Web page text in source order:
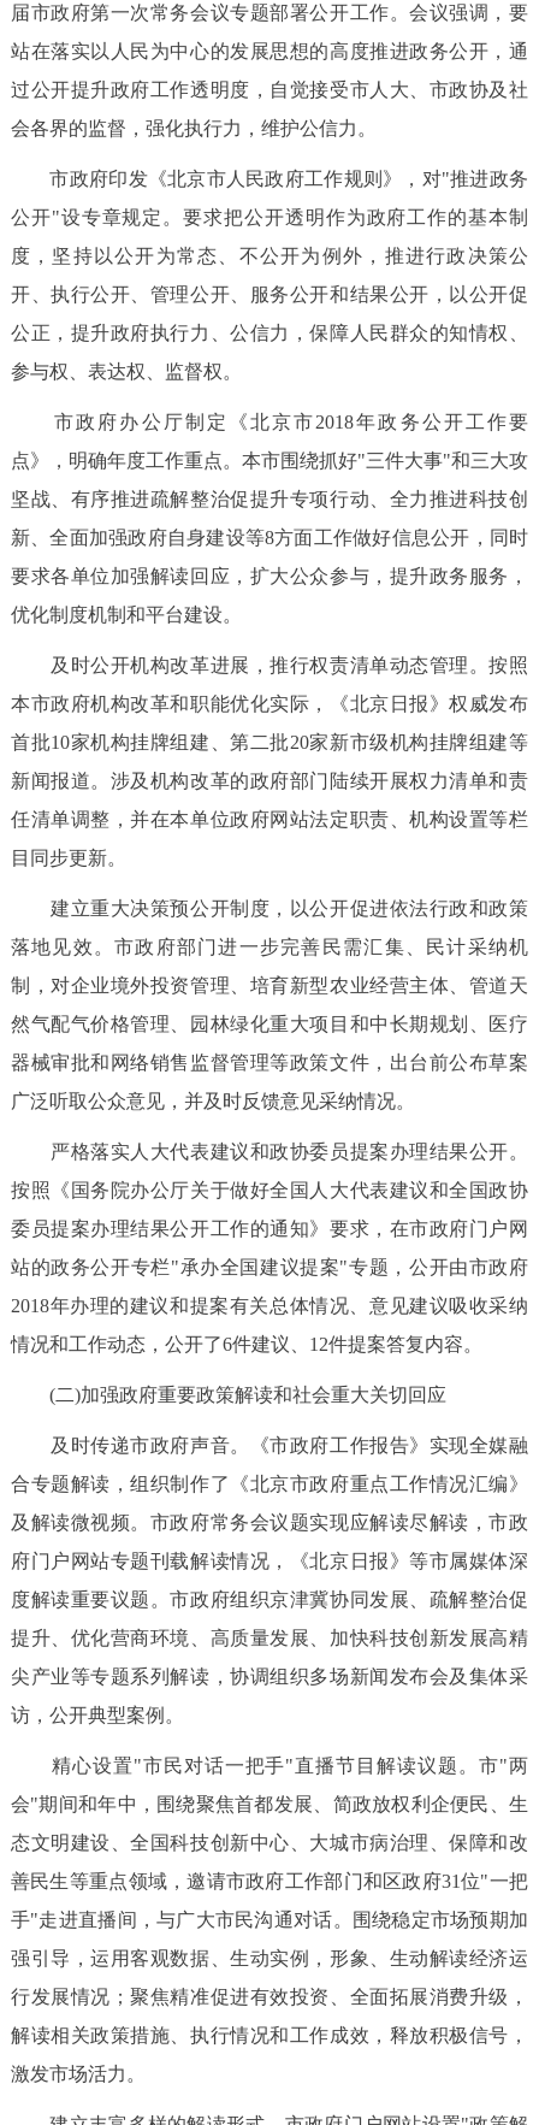
届市政府第一次常务会议专题部署公开工作。会议强调，要
站在落实以人民为中心的发展思想的高度推进政务公开，通
过公开提升政府工作透明度，自觉接受市人大、市政协及社
会各界的监督，强化执行力，维护公信力。
市政府印发《北京市人民政府工作规则》，对"推进政务
公开"设专章规定。要求把公开透明作为政府工作的基本制
度，坚持以公开为常态、不公开为例外，推进行政决策公
开、执行公开、管理公开、服务公开和结果公开，以公开促
公正，提升政府执行力、公信力，保障人民群众的知情权、
参与权、表达权、监督权。
市政府办公厅制定《北京市2018年政务公开工作要
点》，明确年度工作重点。本市围绕抓好"三件大事"和三大攻
坚战、有序推进疏解整治促提升专项行动、全力推进科技创
新、全面加强政府自身建设等8方面工作做好信息公开，同时
要求各单位加强解读回应，扩大公众参与，提升政务服务，
优化制度机制和平台建设。
及时公开机构改革进展，推行权责清单动态管理。按照
本市政府机构改革和职能优化实际，《北京日报》权威发布
首批10家机构挂牌组建、第二批20家新市级机构挂牌组建等
新闻报道。涉及机构改革的政府部门陆续开展权力清单和责
任清单调整，并在本单位政府网站法定职责、机构设置等栏
目同步更新。
建立重大决策预公开制度，以公开促进依法行政和政策
落地见效。市政府部门进一步完善民需汇集、民计采纳机
制，对企业境外投资管理、培育新型农业经营主体、管道天
然气配气价格管理、园林绿化重大项目和中长期规划、医疗
器械审批和网络销售监督管理等政策文件，出台前公布草案
广泛听取公众意见，并及时反馈意见采纳情况。
严格落实人大代表建议和政协委员提案办理结果公开。
按照《国务院办公厅关于做好全国人大代表建议和全国政协
委员提案办理结果公开工作的通知》要求，在市政府门户网
站的政务公开专栏"承办全国建议提案"专题，公开由市政府
2018年办理的建议和提案有关总体情况、意见建议吸收采纳
情况和工作动态，公开了6件建议、12件提案答复内容。
(二)加强政府重要政策解读和社会重大关切回应
及时传递市政府声音。《市政府工作报告》实现全媒融
合专题解读，组织制作了《北京市政府重点工作情况汇编》
及解读微视频。市政府常务会议题实现应解读尽解读，市政
府门户网站专题刊载解读情况，《北京日报》等市属媒体深
度解读重要议题。市政府组织京津冀协同发展、疏解整治促
提升、优化营商环境、高质量发展、加快科技创新发展高精
尖产业等专题系列解读，协调组织多场新闻发布会及集体采
访，公开典型案例。
精心设置"市民对话一把手"直播节目解读议题。市"两
会"期间和年中，围绕聚焦首都发展、简政放权利企便民、生
态文明建设、全国科技创新中心、大城市病治理、保障和改
善民生等重点领域，邀请市政府工作部门和区政府31位"一把
手"走进直播间，与广大市民沟通对话。围绕稳定市场预期加
强引导，运用客观数据、生动实例，形象、生动解读经济运
行发展情况；聚焦精准促进有效投资、全面拓展消费升级，
解读相关政策措施、执行情况和工作成效，释放积极信号，
激发市场活力。